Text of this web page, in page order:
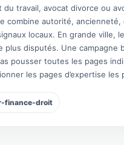
du travail, avocat divorce ou
combine autorité, ancienneté,
locaux. En grande ville,
plus disputés. Une campagne
pousser toutes les pages
les pages d’expertise les
finance-droit